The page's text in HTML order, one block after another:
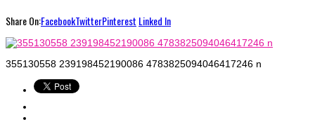
Share On:FacebookTwitterPinterest Linked In
355130558 239198452190086 4783825094046417246 n